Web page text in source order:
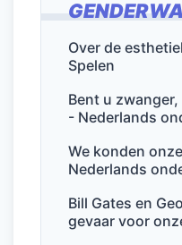
Over de
Spelen
Bent u
- Nederlands
We konden
Nederlands
Bill Gates en
gevaar voor
b
o
o
k